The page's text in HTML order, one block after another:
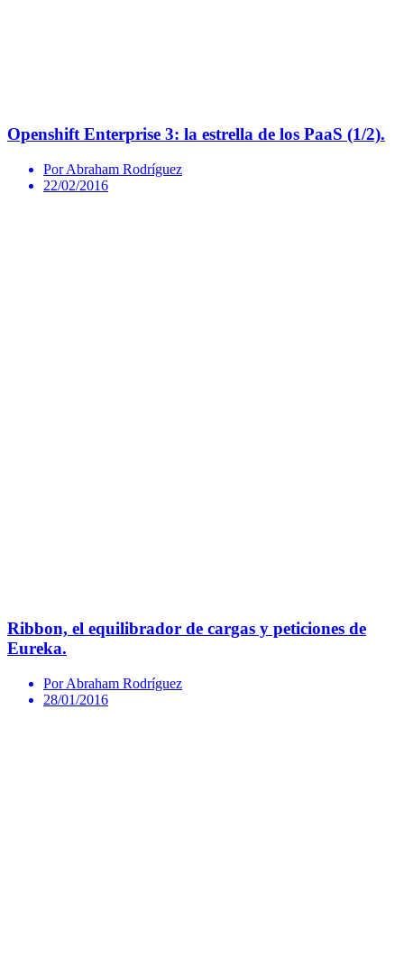
Openshift Enterprise 3: la estrella de los PaaS (1/2).
Por Abraham Rodríguez
22/02/2016
Ribbon, el equilibrador de cargas y peticiones de
Eureka.
Por Abraham Rodríguez
28/01/2016